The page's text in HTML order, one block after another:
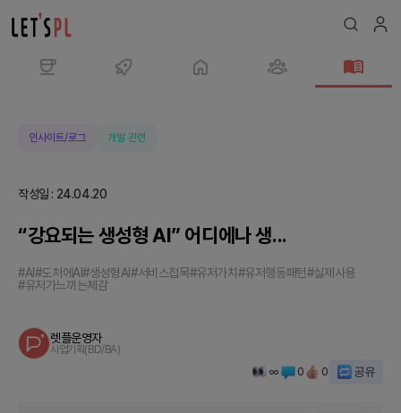
생...
인사이트/로그 개발 관련
작성일 : 24.04.20
“강요되는 생성형 AI” 어디에나 생...
#AI#도처에AI#생성형AI#서비스접목#유저가치 #유저행동패턴#실제사용
#유저가느끼는체감
렛플운영자
사업기획(BD/BA)
∞ 0 0 공유